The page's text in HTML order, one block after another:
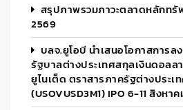
สรุปภาพรวมภาวะตลาดหลักท
2569
บลจ.ยูโอบี นำเสนอโอกาสการล
รัฐบาลต่างประเทศสกุลเงินดอลล
ยูไนเต็ด ตราสารภาครัฐต่างประเ
(USOVUSD3M1) IPO 6-11 สิงหา